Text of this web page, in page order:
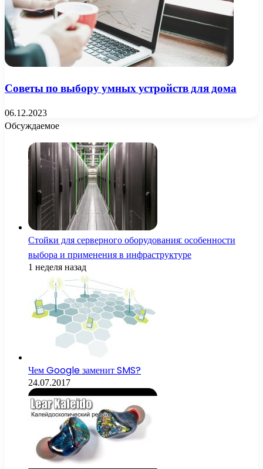
Советы по выбору умных устройств для дома
06.12.2023
Обсуждаемое
Стойки для серверного оборудования: особенности
выбора и применения в инфраструктуре
1 неделя назад
Чем Google заменит SMS?
24.07.2017